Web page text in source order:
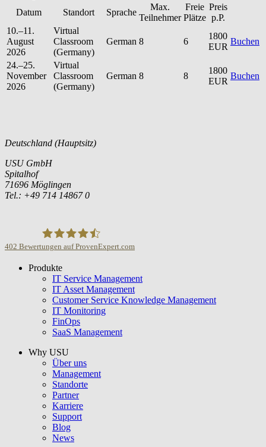
Datum
Standort Sprache
Max.
Teilnehmer
Freie
Plätze
Preis
p.P.
10.–11.
August
2026
Virtual
Classroom
(Germany)
German 8 6
1800
EUR
Buchen
24.–25.
November
2026
Virtual
Classroom
(Germany)
German 8 8
1800
EUR
Buchen
Deutschland (Hauptsitz)
USU GmbH
Spitalhof
71696 Möglingen
Tel.: +49 714 14867 0
USU GmbH
402 Bewertungen auf ProvenExpert.com
Produkte
IT Service Management
IT Asset Management
Customer Service Knowledge Management
IT Monitoring
FinOps
SaaS Management
Why USU
Über uns
Management
Standorte
Partner
Karriere
Support
Blog
News